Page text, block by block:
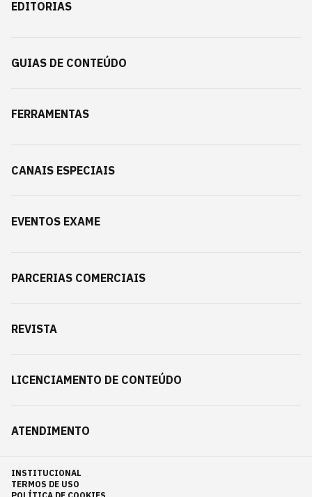
EDITORIAS
GUIAS DE CONTEÚDO
FERRAMENTAS
CANAIS ESPECIAIS
EVENTOS EXAME
PARCERIAS COMERCIAIS
REVISTA
LICENCIAMENTO DE CONTEÚDO
ATENDIMENTO
INSTITUCIONAL
TERMOS DE USO